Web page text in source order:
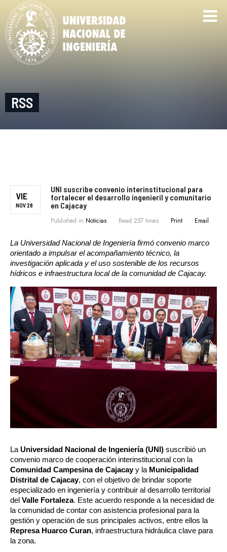
RSS
VIE
NOV 28
UNI suscribe convenio interinstitucional para
fortalecer el desarrollo ingenieril y comunitario
en Cajacay
Published in Noticias Read 257 times Print Email
La Universidad Nacional de Ingeniería firmó convenio marco
orientado a impulsar el acompañamiento técnico, la
investigación aplicada y el uso sostenible de los recursos
hídricos e infraestructura local de la comunidad de Cajacay.
La Universidad Nacional de Ingeniería (UNI) suscribió un
convenio marco de cooperación interinstitucional con la
Comunidad Campesina de Cajacay y la Municipalidad
Distrital de Cajacay, con el objetivo de brindar soporte
especializado en ingeniería y contribuir al desarrollo territorial
del Valle Fortaleza. Este acuerdo responde a la necesidad de
la comunidad de contar con asistencia profesional para la
gestión y operación de sus principales activos, entre ellos la
Represa Huarco Curan, infraestructura hidráulica clave para
la zona.